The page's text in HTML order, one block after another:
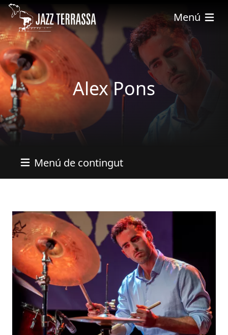
Pasar al contenido principal
Menú
Alex Pons
Menú de contingut
Imatges
Imagen